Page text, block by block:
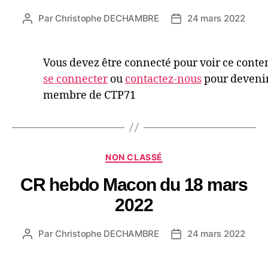
Par Christophe DECHAMBRE 24 mars 2022
Vous devez être connecté pour voir ce
se connecterou contactez-nouspour
membre de CTP71
NON CLASSÉ
CR hebdo Macon du 18 mars
2022
Par Christophe DECHAMBRE 24 mars 2022